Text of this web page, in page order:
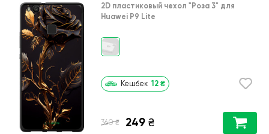
2D пластиковый чехол "Роза 3" для
Huawei P9 Lite
Кешбек 12 ₴
360 ₴ 249 ₴